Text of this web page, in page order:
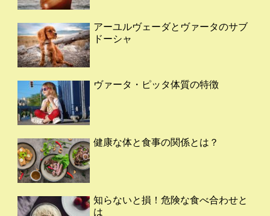
アーユルヴェーダとヴァータのサブ
ドーシャ
ヴァータ・ピッタ体質の特徴
健康な体と食事の関係とは？
知らないと損！危険な食べ合わせと
は